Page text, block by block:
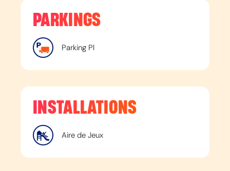
PARKINGS
Parking Pl
INSTALLATIONS
Aire de Jeux